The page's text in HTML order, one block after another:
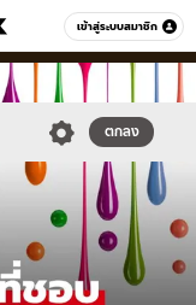
เข้าสู่ระบบสมาชิก
หมวดอื่นๆ
ตกลง